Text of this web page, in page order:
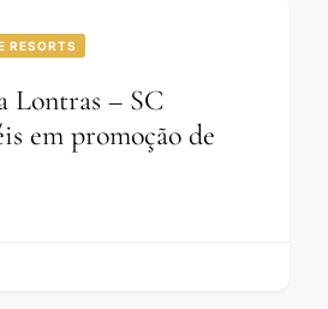
RESORTS
Lontras – SC
em promoção de